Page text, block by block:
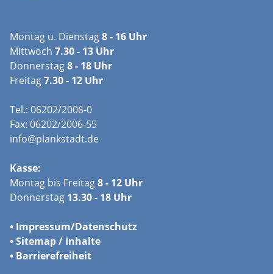
Montag u. Dienstag8 - 16 Uhr
Mittwoch 7.30 - 13 Uhr
Donnerstag8 - 18 Uhr
Freitag7.30 - 12 Uhr
Tel.: 06202/2006-0
Fax: 06202/2006-55
info@plankstadt.de
Kasse:
Montag bis Freitag8 - 12 Uhr
Donnerstag 13.30 - 18 Uhr
• Impressum/Datenschutz
•Sitemap / Inhalte
• Barrierefreiheit